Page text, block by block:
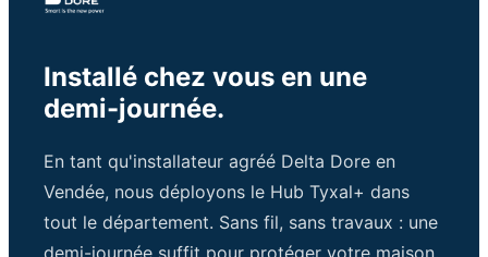
Installé chez vous en une
demi-journée.
En tant qu'installateur agréé Delta Dore en
Vendée, nous déployons le Hub Tyxal+ dans
tout le département. Sans fil, sans travaux : une
demi-journée suffit pour protéger votre maison.